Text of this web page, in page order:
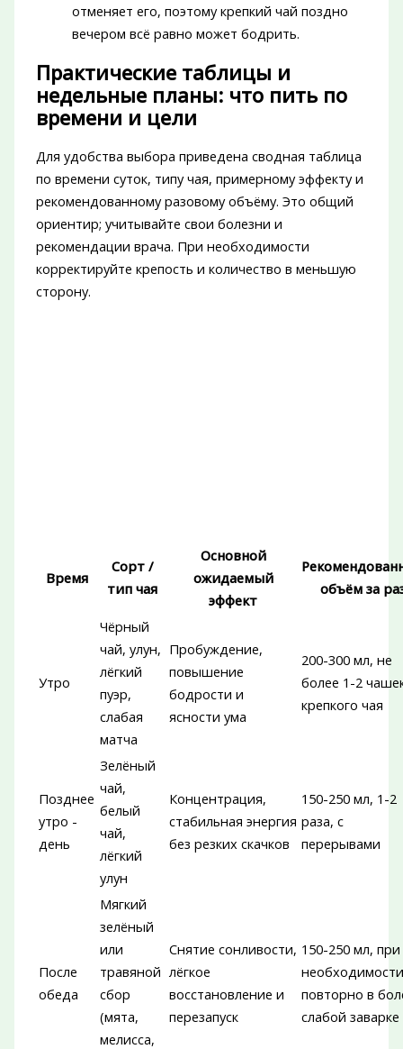
отменяет его, поэтому крепкий чай поздно
вечером всё равно может бодрить.
Практические таблицы и
недельные планы: что пить по
времени и цели
Для удобства выбора приведена сводная таблица
по времени суток, типу чая, примерному эффекту и
рекомендованному разовому объёму. Это общий
ориентир; учитывайте свои болезни и
рекомендации врача. При необходимости
корректируйте крепость и количество в меньшую
сторону.
Время
Сорт /
тип чая
Основной
ожидаемый
эффект
объём за
Утро
Чёрный
чай, улун,
лёгкий
пуэр,
слабая
матча
Пробуждение,
повышение
бодрости и
ясности ума
200-300 мл, не
более 1-2
крепкого чая
Позднее
утро -
день
Зелёный
чай,
белый
чай,
лёгкий
улун
Концентрация,
стабильная энергия
без резких скачков
150-250 мл, 1-2
раза, с
перерывами
После
обеда
Мягкий
зелёный
или
травяной
сбор
(мята,
мелисса,
Снятие сонливости,
лёгкое
восстановление и
перезапуск
150-250 мл, при
необходимости
повторно в
слабой заварке